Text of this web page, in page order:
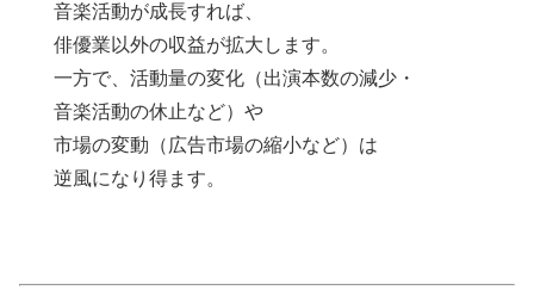
音楽活動が成長すれば、
俳優業以外の収益が拡大します。
一方で、活動量の変化（出演本数の減少・
音楽活動の休止など）や
市場の変動（広告市場の縮小など）は
逆風になり得ます。